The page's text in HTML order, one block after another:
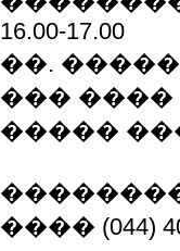
16.00-17.00
��.
��� ����
�����
���� (044)